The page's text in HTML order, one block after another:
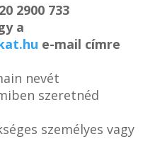
2900 733
a
e-mail címre
nevét
szeretnéd
személyes vagy